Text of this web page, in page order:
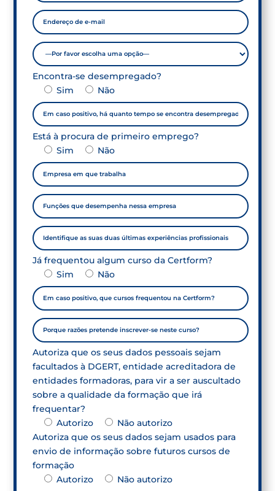
Encontra-se desempregado?
Sim
Não
Está à procura de primeiro emprego?
Sim
Não
Já frequentou algum curso da Certform?
Sim
Não
Autoriza que os seus dados pessoais sejam
facultados à DGERT, entidade acreditadora de
entidades formadoras, para vir a ser auscultado
sobre a qualidade da formação que irá
frequentar?
Autorizo
Não autorizo
Autoriza que os seus dados sejam usados para
envio de informação sobre futuros cursos de
formação
Autorizo
Não autorizo